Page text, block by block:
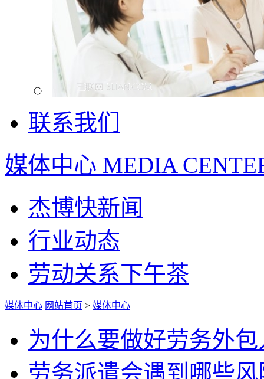
联系我们
媒体中心 MEDIA
杰博快新闻
行业动态
劳动关系下午茶
媒体中心 网站首页 > 媒体中心
为什么要做好劳务外
劳务派遣会遇到哪些